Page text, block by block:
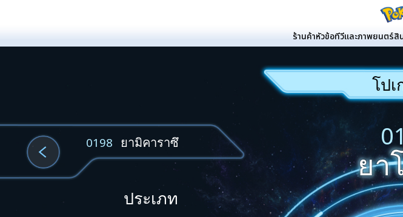
ร้านค้าหัวข้อทีวีและภาพยนตร์สิ
โปเ
0198 ยามิคาราซึ
ยา
ประเภท